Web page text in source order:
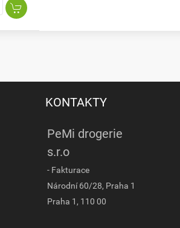
KONTAKTY
PeMi drogerie
s.r.o
- Fakturace
Národní 60/28, Praha 1
Praha 1, 110 00